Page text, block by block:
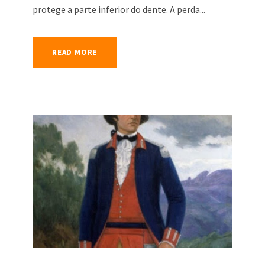
protege a parte inferior do dente. A perda...
READ MORE